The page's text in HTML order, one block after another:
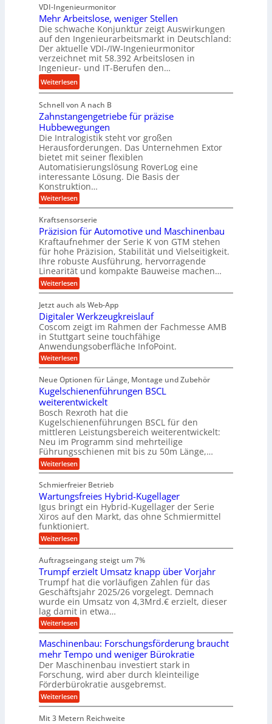
u
n
d
H
y
d
r
a
l
i
k
i
m
V
e
r
g
e
c
h
n
d
l
a
n
g
e
b
i
g
e
K
u
g
e
l
g
e
w
i
n
d
e
t
i
e
b
e
f
ü
r
r
a
u
e
U
m
g
e
b
u
n
g
e
n
r
o
n
e
s
s
t
e
g
e
r
t
U
m
s
a
t
u
n
d
A
u
f
t
r
a
g
s
e
i
g
a
n
g
VDI-Ingenieurmonitor
Mehr Arbeitslose, weniger Stellen
Die schwache Konjunktur zeigt Auswirkungen
auf den Ingenieurarbeitsmarkt in Deutschland:
Der aktuelle VDI-/IW-Ingenieurmonitor
verzeichnet mit 58.392 Arbeitslosen in
Ingenieur- und IT-Berufen den…
Weiterlesen:
M
e
h
r
A
r
b
e
i
t
s
l
o
s
e
,
w
e
n
i
g
e
r
S
t
e
l
l
e
n
Schnell von A nach B
Zahnstangengetriebe für präzise
Hubbewegungen
Die Intralogistik steht vor großen
Herausforderungen. Das Unternehmen Extor
bietet mit seiner flexiblen
Automatisierungslösung RoverLog eine
interessante Lösung. Die Basis der
Konstruktion…
Weiterlesen:
Z
h
n
s
t
a
n
g
e
n
e
t
r
i
e
b
e
f
r
p
r
ä
z
i
s
e
H
u
b
e
w
e
g
u
n
g
e
Kraftsensorserie
Präzision für Automotive und Maschinenbau
Kraftaufnehmer der Serie K von GTM stehen
für hohe Präzision, Stabilität und Vielseitigkeit.
Ihre robuste Ausführung, hervorragende
Linearität und kompakte Bauweise machen…
Weiterlesen:
P
ä
z
i
s
i
o
n
f
r
A
u
t
o
m
o
t
i
v
e
n
d
M
a
s
c
h
i
e
n
b
a
u
Jetzt auch als Web-App
Digitaler Werkzeugkreislauf
Coscom zeigt im Rahmen der Fachmesse AMB
in Stuttgart seine touchfähige
Anwendungsoberfläche InfoPoint.
Weiterlesen:
D
g
i
t
a
l
e
r
W
e
r
k
z
e
u
g
k
r
e
i
s
a
u
f
Neue Optionen für Länge, Montage und Zubehör
Kugelschienenführungen BSCL
weiterentwickelt
Bosch Rexroth hat die
Kugelschienenführungen BSCL für den
mittleren Leistungsbereich weiterentwickelt:
Neu im Programm sind mehrteilige
Führungsschienen mit bis zu 50m Länge,…
Weiterlesen:
K
g
e
l
s
c
h
i
e
e
n
f
ü
h
r
u
n
g
e
n
B
S
C
L
w
e
i
t
Schmierfreier Betrieb
Wartungsfreies Hybrid-Kugellager
Igus bringt ein Hybrid-Kugellager der Serie
Xiros auf den Markt, das ohne Schmiermittel
funktioniert.
Weiterlesen:
W
r
t
u
n
g
s
r
e
i
e
s
H
y
b
r
i
d
-
Auftragseingang steigt um 7%
Trumpf erzielt Umsatz knapp über Vorjahr
Trumpf hat die vorläufigen Zahlen für das
Geschäftsjahr 2025/26 vorgelegt. Demnach
wurde ein Umsatz von 4,3Mrd.€ erzielt, dieser
lag damit in etwa…
Weiterlesen:
T
u
m
p
f
e
r
z
i
e
Maschinenbau: Forschungsförderung braucht
mehr Tempo und weniger Bürokratie
Der Maschinenbau investiert stark in
Forschung, wird aber durch kleinteilige
Förderbürokratie ausgebremst.
Weiterlesen:
M
s
Mit 3 Metern Reichweite